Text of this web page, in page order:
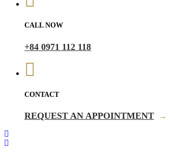
CALL NOW
+84 0971 112 118
CONTACT
REQUEST AN APPOINTMENT →